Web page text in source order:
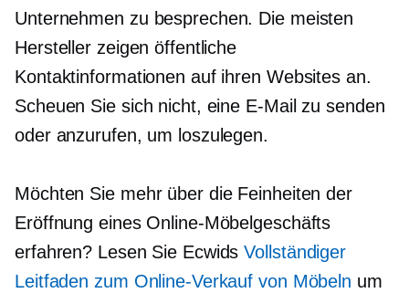
Unternehmen zu besprechen. Die meisten
Hersteller zeigen öffentliche
Kontaktinformationen auf ihren Websites an.
Scheuen Sie sich nicht, eine E-Mail zu senden
oder anzurufen, um loszulegen.
Möchten Sie mehr über die Feinheiten der
Eröffnung eines Online-Möbelgeschäfts
erfahren? Lesen Sie EcwidsVollständiger
Leitfaden zum Online-Verkauf von Möbeln um